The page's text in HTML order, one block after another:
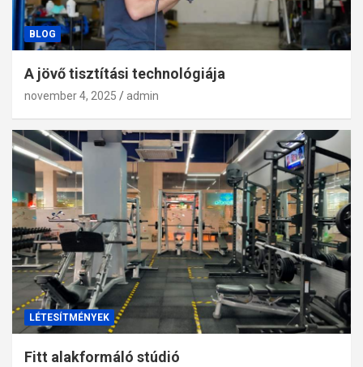
BLOG
A jövő tisztítási technológiája
november 4, 2025 admin
LÉTESÍTMÉNYEK
Fitt alakformáló stúdió